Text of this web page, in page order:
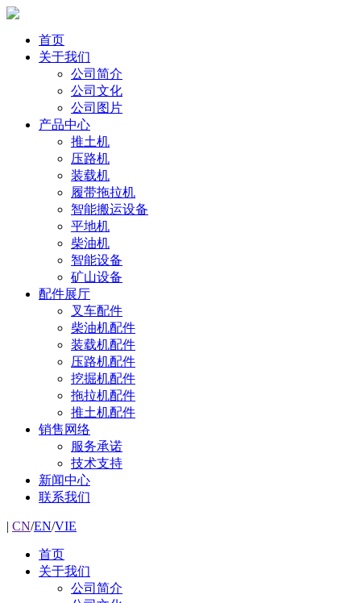
首页
关于我们
公司简介
公司文化
公司图片
产品中心
推土机
压路机
装载机
履带拖拉机
智能搬运设备
平地机
柴油机
智能设备
矿山设备
配件展厅
叉车配件
柴油机配件
装载机配件
压路机配件
挖掘机配件
拖拉机配件
推土机配件
销售网络
服务承诺
技术支持
新闻中心
联系我们
| CN/EN/VIE
首页
关于我们
公司简介